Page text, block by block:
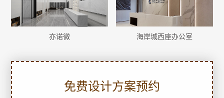
亦诺微 海岸城西座办公室
免费设计方案预约